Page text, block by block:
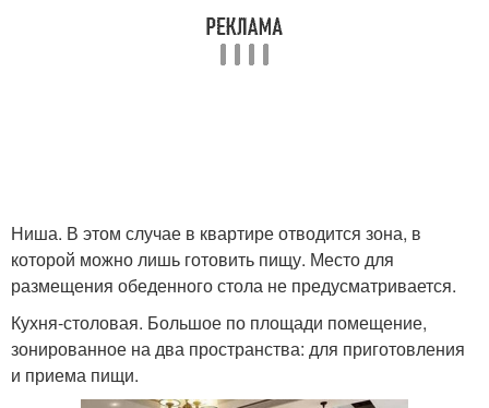
Ниша. В этом случае в квартире отводится зона, в
которой можно лишь готовить пищу. Место для
размещения обеденного стола не предусматривается.
Кухня-столовая. Большое по площади помещение,
зонированное на два пространства: для приготовления
и приема пищи.